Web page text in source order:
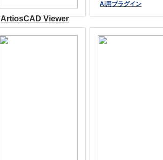
ArtiosCAD Viewer
ータ対応の無料ビュー
Ai用プラグイン